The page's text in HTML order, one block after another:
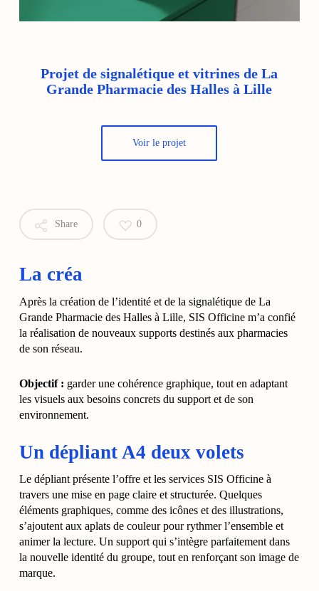
Projet de signalétique et vitrines de La
Grande Pharmacie des Halles à Lille
Voir le projet
Share 0
La créa
Après la création de l’identité et de la signalétique de La
Grande Pharmacie des Halles à Lille, SIS Officine m’a confié
la réalisation de nouveaux supports destinés aux pharmacies
de son réseau.
Objectif : garder une cohérence graphique, tout en adaptant
les visuels aux besoins concrets du support et de son
environnement.
Un dépliant A4 deux volets
Le dépliant présente l’offre et les services SIS Officine à
travers une mise en page claire et structurée. Quelques
éléments graphiques, comme des icônes et des illustrations,
s’ajoutent aux aplats de couleur pour rythmer l’ensemble et
animer la lecture. Un support qui s’intègre parfaitement dans
la nouvelle identité du groupe, tout en renforçant son image de
marque.